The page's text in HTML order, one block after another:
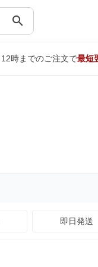
search
12時までのご注文で最短
即日発送